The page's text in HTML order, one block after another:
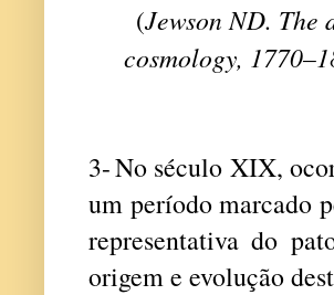
(Jewson ND. The
cosmology,
3-No século XIX,
um período marcado
representativa do
origem e evolução